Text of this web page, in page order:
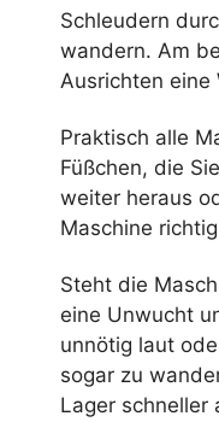
Schleudern
wandern. Am
Ausrichten eine
Praktisch alle
Füßchen, die
weiter heraus
Maschine
Steht die
eine Unwucht
unnötig laut
sogar zu
Lager schneller